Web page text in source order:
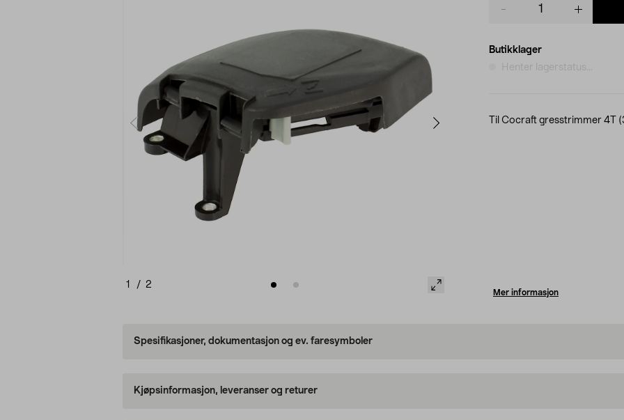
1 / 2
Butikklager
Henter lagerstatus...
Til Cocraft gresstrimmer 4T
Mer informasjon
Spesifikasjoner, dokumentasjon og ev. faresymboler
Kjøpsinformasjon, leveranser og returer